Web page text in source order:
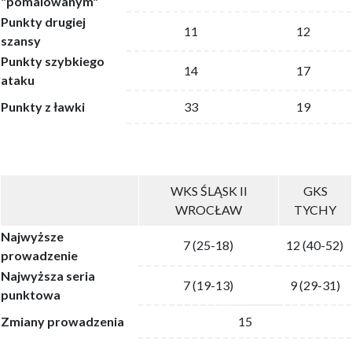
Punkty drugiej
szansy
11
12
Punkty szybkiego
ataku
14 17
Punkty z ławki 33 19
WKS ŚLĄSK II
WROCŁAW
GKS
TYCHY
Najwyższe
prowadzenie
7 (25-18) 12 (40-52)
Najwyższa seria
punktowa
7 (19-13) 9 (29-31)
Zmiany prowadzenia 15